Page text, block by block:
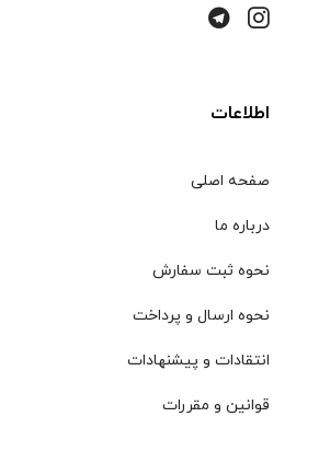
اطلاعات
صفحه اصلی
درباره ما
نحوه ثبت سفارش
نحوه ارسال و پرداخت
انتقادات و پیشنهادات
قوانین و مقررات